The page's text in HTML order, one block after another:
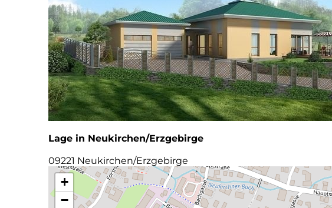
Lage in Neukirchen/Erzgebirge
09221 Neukirchen/Erzgebirge
+
−